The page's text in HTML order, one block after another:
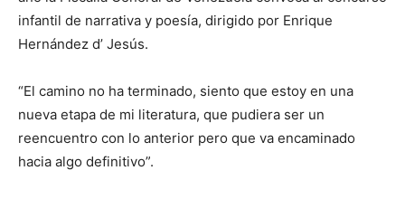
infantil de narrativa y poesía, dirigido por Enrique
Hernández d’ Jesús.
“El camino no ha terminado, siento que estoy en una
nueva etapa de mi literatura, que pudiera ser un
reencuentro con lo anterior pero que va encaminado
hacia algo definitivo”.